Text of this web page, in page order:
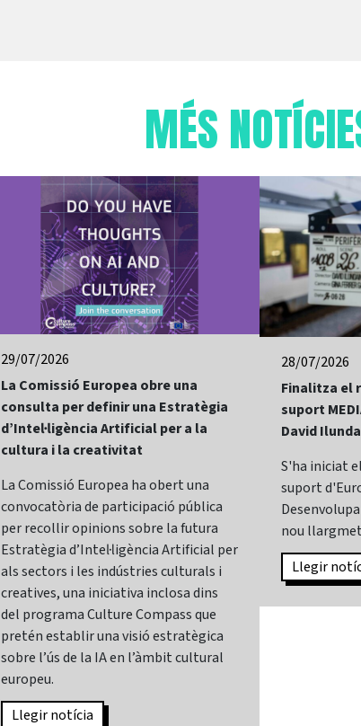
MÉS
29/07/2026
La Comissió Europea obre una
consulta per definir una Estratègia
d’Intel·ligència Artificial per a la
cultura i la creativitat
La Comissió Europea ha obert una
convocatòria de participació pública
per recollir opinions sobre la futura
Estratègia d’Intel·ligència Artificial per
als sectors i les indústries culturals i
creatives, una iniciativa inclosa dins
del programa Culture Compass que
pretén establir una visió estratègica
sobre l’ús de la IA en l’àmbit cultural
europeu.
Llegir notícia
28/07/2026
Finalitza el
suport
David
S'ha iniciat
suport
nou
Llegir